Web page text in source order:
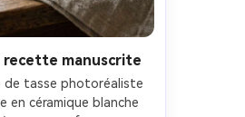
recette manuscrite
de tasse photoréaliste
en céramique blanche